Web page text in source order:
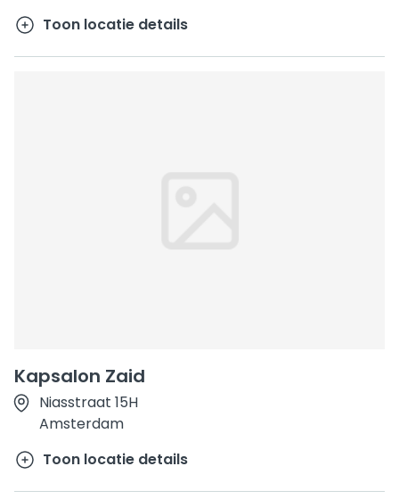
Toon locatie details
Kapsalon Zaid
Niasstraat 15H
Amsterdam
Toon locatie details